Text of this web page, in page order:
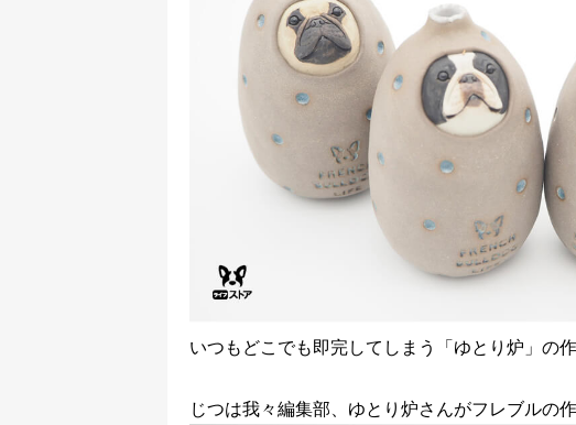
いつもどこでも即完してしまう「ゆとり炉」の作
じつは我々編集部、ゆとり炉さんがフレブルの